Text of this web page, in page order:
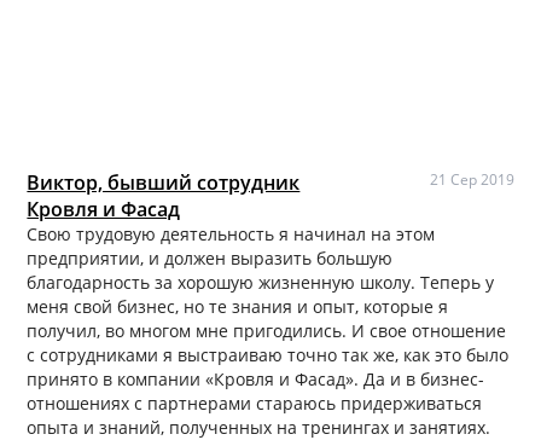
Виктор, бывший сотрудник
Кровля и Фасад
21 Сер 2019
Свою трудовую деятельность я начинал на этом
предприятии, и должен выразить большую
благодарность за хорошую жизненную школу. Теперь у
меня свой бизнес, но те знания и опыт, которые я
получил, во многом мне пригодились. И свое отношение
с сотрудниками я выстраиваю точно так же, как это было
принято в компании «Кровля и Фасад». Да и в бизнес-
отношениях с партнерами стараюсь придерживаться
опыта и знаний, полученных на тренингах и занятиях.